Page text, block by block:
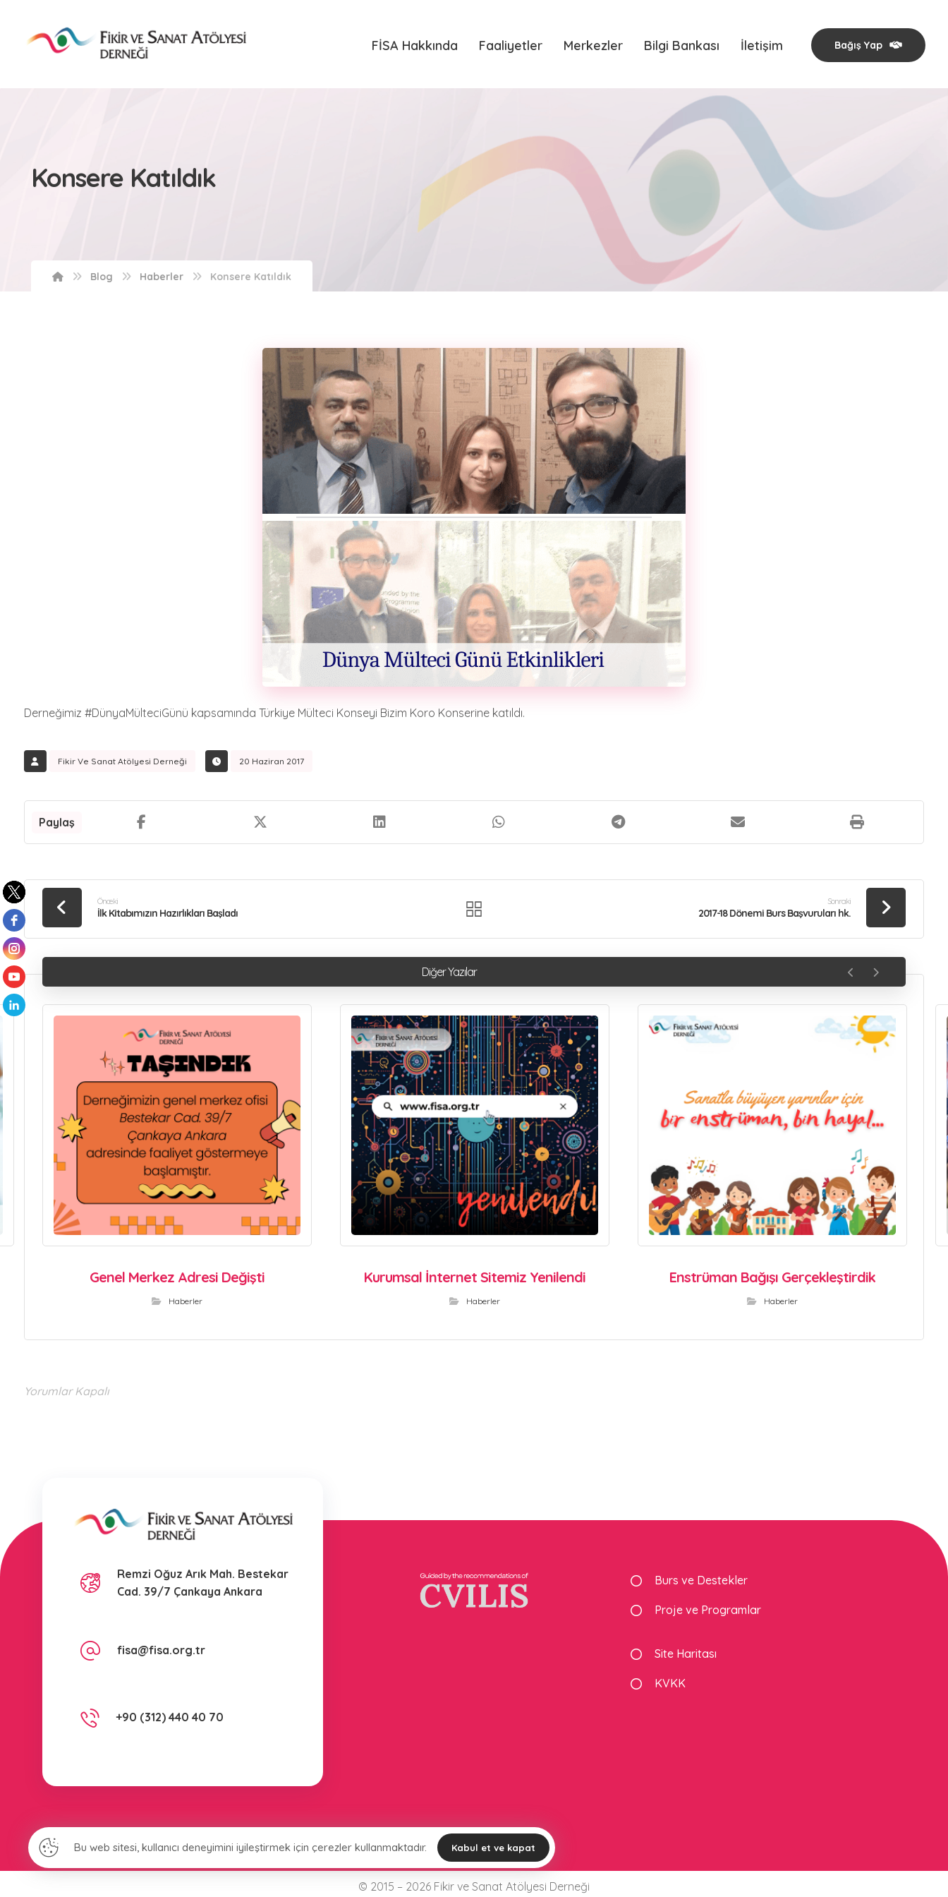
Bağış Yap
FİSA Hakkında Faaliyetler Merkezler Bilgi Bankası İletişim
Konsere Katıldık
Blog Haberler Konsere Katıldık
Derneğimiz #DünyaMülteciGünü kapsamında Türkiye Mülteci Konseyi Bizim Koro Konserine katıldı.
Fikir Ve Sanat Atölyesi Derneği 20 Haziran 2017
Önceki
İlk Kitabımızın Hazırlıkları Başladı
Sonraki
2017-18 Dönemi Burs Başvuruları hk.
Diğer Yazılar
Genel Merkez Adresi Değişti
Haberler
Kurumsal İnternet Sitemiz Yenilendi
Haberler
Enstrüman Bağışı Gerçekleştirdik
Haberler
Yorumlar Kapalı
Remzi Oğuz Arık Mah. Bestekar
Cad. 39/7 Çankaya Ankara
fisa@fisa.org.tr
+90 (312) 440 40 70
Burs ve Destekler
Proje ve Programlar
Site Haritası
KVKK
© 2015 – 2026 Fikir ve Sanat Atölyesi Derneği
Bu web sitesi, kullanıcı deneyimini iyileştirmek için çerezler kullanmaktadır. Kabul et ve kapat